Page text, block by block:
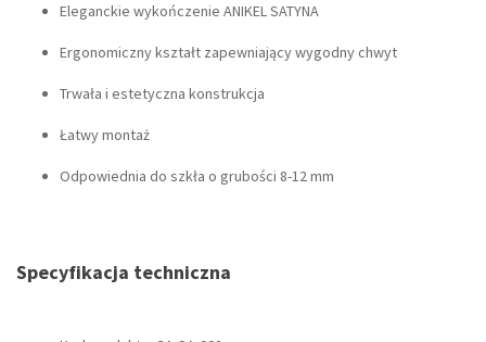
Eleganckie wykończenie ANIKEL SATYNA
Ergonomiczny kształt zapewniający wygodny chwyt
Trwała i estetyczna konstrukcja
Łatwy montaż
Odpowiednia do szkła o grubości 8-12 mm
Specyfikacja techniczna